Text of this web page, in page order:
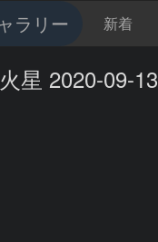
ラリー 新着
火星 2020-09-13